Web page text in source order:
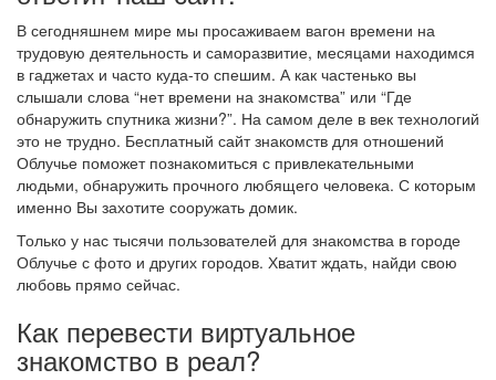
В сегодняшнем мире мы просаживаем вагон времени на
трудовую деятельность и саморазвитие, месяцами находимся
в гаджетах и часто куда-то спешим. А как частенько вы
слышали слова “нет времени на знакомства” или “Где
обнаружить спутника жизни?”. На самом деле в век технологий
это не трудно. Бесплатный сайт знакомств для отношений
Облучье поможет познакомиться с привлекательными
людьми, обнаружить прочного любящего человека. С которым
именно Вы захотите сооружать домик.
Только у нас тысячи пользователей для знакомства в городе
Облучье с фото и других городов. Хватит ждать, найди свою
любовь прямо сейчас.
Как перевести виртуальное
знакомство в реал?